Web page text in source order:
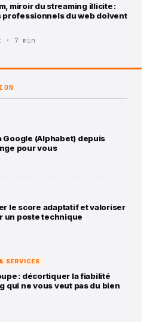
miroir du streaming illicite :
professionnels du web doivent
7 min
Google (Alphabet) depuis
pour vous
le score adaptatif et valoriser
un poste technique
SERVICES
: décortiquer la fiabilité
qui ne vous veut pas du bien